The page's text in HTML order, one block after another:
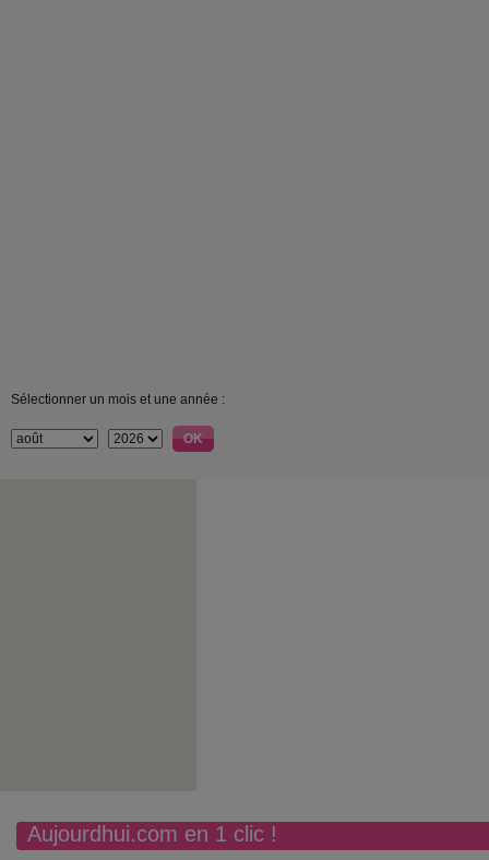
Sélectionner un mois et une année :
Aujourdhui.com en 1 clic !